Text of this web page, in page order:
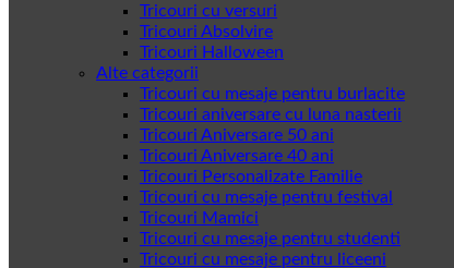
Tricouri cu versuri
Tricouri Absolvire
Tricouri Halloween
Alte categorii
Tricouri cu mesaje pentru burlacite
Tricouri aniversare cu luna nasterii
Tricouri Aniversare 50 ani
Tricouri Aniversare 40 ani
Tricouri Personalizate Familie
Tricouri cu mesaje pentru festival
Tricouri Mamici
Tricouri cu mesaje pentru studenti
Tricouri cu mesaje pentru liceeni